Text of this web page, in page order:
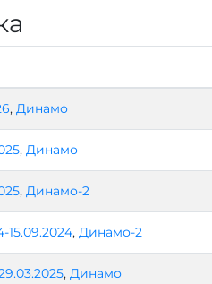
, Динамо
, Динамо
, Динамо-2
15.09.2024, Динамо-2
, Динамо